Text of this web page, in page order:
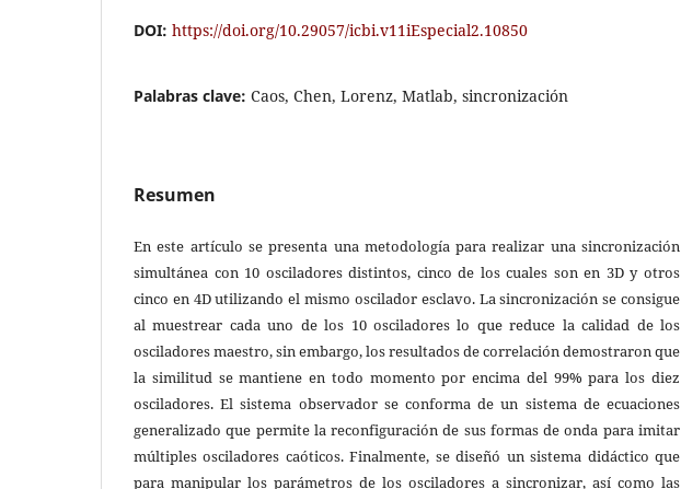
DOI: https://doi.org/10.29057/icbi.v11iEspecial2.10850
Palabras clave: Caos, Chen, Lorenz, Matlab, sincronización
Resumen
En este artículo se presenta una metodología para realizar una sincronización
simultánea con 10 osciladores distintos, cinco de los cuales son en 3D y otros
cinco en 4D utilizando el mismo oscilador esclavo. La sincronización se consigue
al muestrear cada uno de los 10 osciladores lo que reduce la calidad de los
osciladores maestro, sin embargo, los resultados de correlación demostraron que
la similitud se mantiene en todo momento por encima del 99% para los diez
osciladores. El sistema observador se conforma de un sistema de ecuaciones
generalizado que permite la reconfiguración de sus formas de onda para imitar
múltiples osciladores caóticos. Finalmente, se diseñó un sistema didáctico que
para manipular los parámetros de los osciladores a sincronizar, así como las